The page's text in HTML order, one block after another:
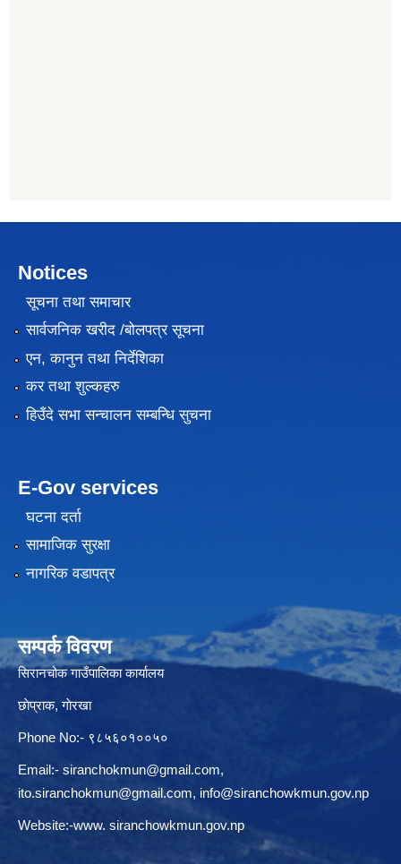
Notices
सूचना तथा समाचार
सार्वजनिक खरीद /बोलपत्र सूचना
एन, कानुन तथा निर्देशिका
कर तथा शुल्कहरु
हिउँदे सभा सन्चालन सम्बन्धि सुचना
E-Gov services
घटना दर्ता
सामाजिक सुरक्षा
नागरिक वडापत्र
सम्पर्क विवरण
सिरानचोक गाउँपालिका कार्यालय
छाेप्राक, गाेरखा
Phone No:- ९८५६०१००५०
Email:- siranchokmun@gmail.com,
ito.siranchokmun@gmail.com, info@siranchowkmun.gov.np
Website:-www. siranchowkmun.gov.np